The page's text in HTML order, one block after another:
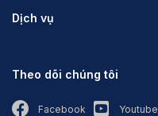
Dịch vụ
Theo dõi chúng tôi
Facebook Youtube